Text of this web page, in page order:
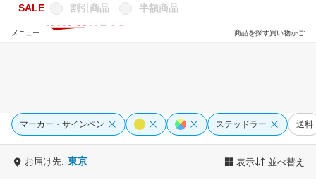
買い物かご
商品を探す
メニュー
SALE 割引商品 半額商品
マーカー・サインペン ステッドラー 送料
お届け先: 東京 表示 並べ替え